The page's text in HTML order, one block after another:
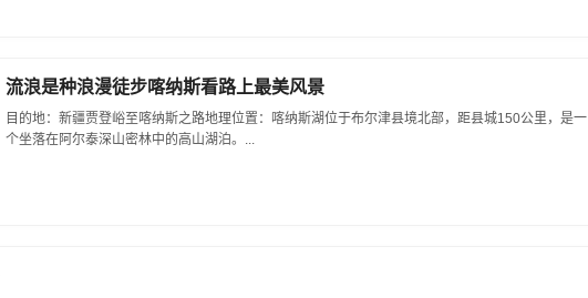
流浪是种浪漫徒步喀纳斯看路上最美风景
目的地：新疆贾登峪至喀纳斯之路地理位置：喀纳斯湖位于布尔津县境北部，距县城150公里，是一
个坐落在阿尔泰深山密林中的高山湖泊。...